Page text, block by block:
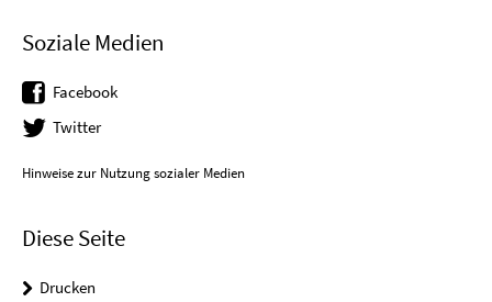
Soziale Medien
Facebook
Twitter
Hinweise zur Nutzung sozialer Medien
Diese Seite
Drucken